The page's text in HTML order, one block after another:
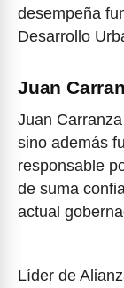
desempeña
Desarrollo
Juan
Juan
sino además
responsable
de suma
actual
Líder de